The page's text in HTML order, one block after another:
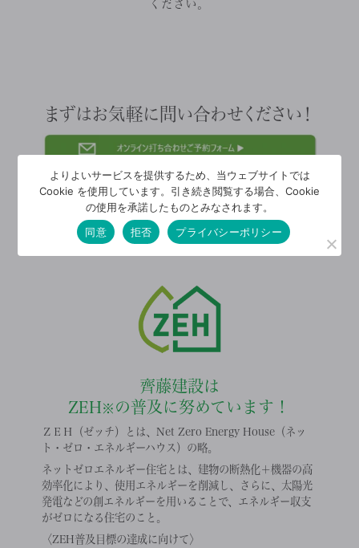
ください。
まずはお気軽に問い合わせください！
齊藤建設は
ZEH※ の普及に努めています！
ＺＥＨ（ゼッチ）とは、Net Zero Energy House（ネッ
ト・ゼロ・エネルギーハウス）の略。
ネットゼロエネルギー住宅とは、建物の断熱化＋機器の高
効率化により、使用エネルギーを削減し、さらに、太陽光
発電などの創エネルギーを用いることで、エネルギー収支
がゼロになる住宅のこと。
〈ZEH普及目標の達成に向けて〉
よりよいサービスを提供するため、当ウェブサイトでは
Cookie を使用しています。引き続き閲覧する場合、Cookie
の使用を承諾したものとみなされます。
同意
拒否 プライバシーポリシー